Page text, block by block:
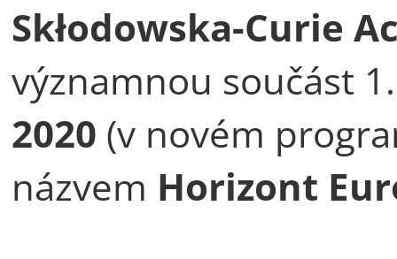
Skłodowska-Curie
významnou součást
2020 (v novém
názvem Horizont